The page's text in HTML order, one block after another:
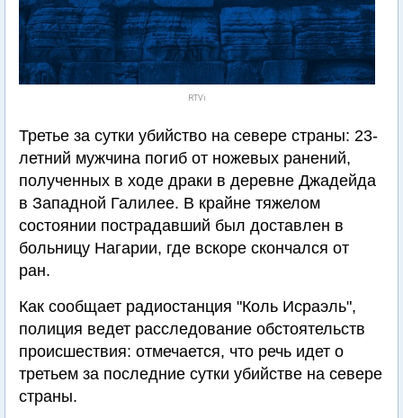
RTVi
Третье за сутки убийство на севере страны: 23-
летний мужчина погиб от ножевых ранений,
полученных в ходе драки в деревне Джадейда
в Западной Галилее. В крайне тяжелом
состоянии пострадавший был доставлен в
больницу Нагарии, где вскоре скончался от
ран.
Как сообщает радиостанция "Коль Исраэль",
полиция ведет расследование обстоятельств
происшествия: отмечается, что речь идет о
третьем за последние сутки убийстве на севере
страны.